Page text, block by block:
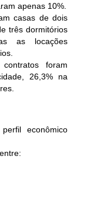
apenas 10%.
casas de dois
três dormitórios
as locações
foram
26,3% na
econômico